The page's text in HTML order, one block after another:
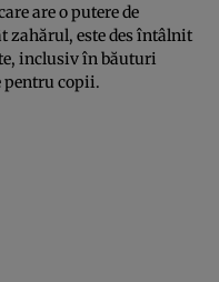
are o putere de
zahărul, este des întâlnit
inclusiv în băuturi
pentru copii.